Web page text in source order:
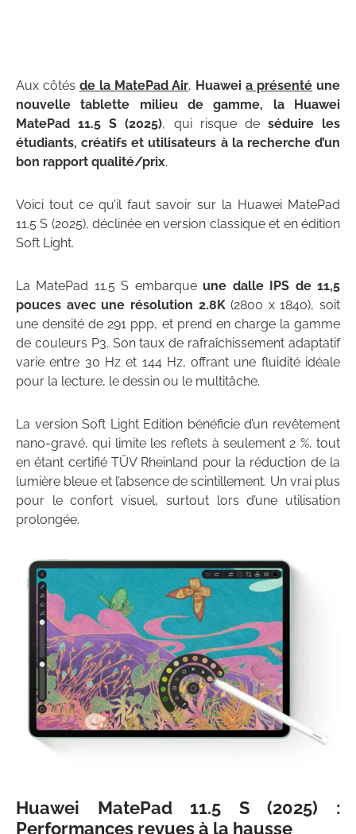
Aux côtés de la MatePad Air, Huaweia présenté une
nouvelle tablette milieu de gamme, la Huawei
MatePad 11.5 S (2025), qui risque deséduire les
étudiants, créatifs et utilisateurs à la recherche d’un
bon rapport qualité/prix.
Voici tout ce qu’il faut savoir sur la Huawei MatePad
11.5 S (2025), déclinée enversion classiqueet enédition
Soft Light.
La MatePad 11.5 S embarque une dalle IPS de 11,5
pouces avec une résolution 2.8K(2800 x 1840), soit
une densité de 291 ppp, et prend en charge lagamme
de couleurs P3. Son taux de rafraîchissement adaptatif
varie entre 30 Hz et 144 Hz, offrant une fluidité idéale
pour la lecture, le dessin ou le multitâche.
La versionSoft Light Edition bénéficie d’un revêtement
nano-gravé, qui limite les reflets à seulement 2 %, tout
en étant certifié TÜV Rheinland pour la réduction de la
lumière bleue et l’absence de scintillement. Un vrai plus
pour le confort visuel, surtout lors d’une utilisation
prolongée.
Huawei MatePad 11.5 S (2025) :
Performances revues à la hausse